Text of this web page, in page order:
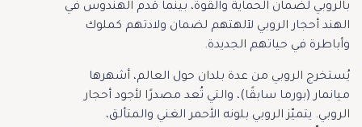
بالروبي لضمان الحماية والقوة، بينما قدم الهندوس في
الهند أحجار الروبي لآلهتهم لضمان ولادتهم كملوك
وأباطرة في حياتهم الجديدة.
يُستخرج الروبي من عدة بلدان حول العالم، أشهرها
ميانمار (بورما سابقًا)، والتي تُعد مصدرًا لأجود أحجار
الروبي. يتميّز الروبي بلونه الأحمر الغني والمتألق،